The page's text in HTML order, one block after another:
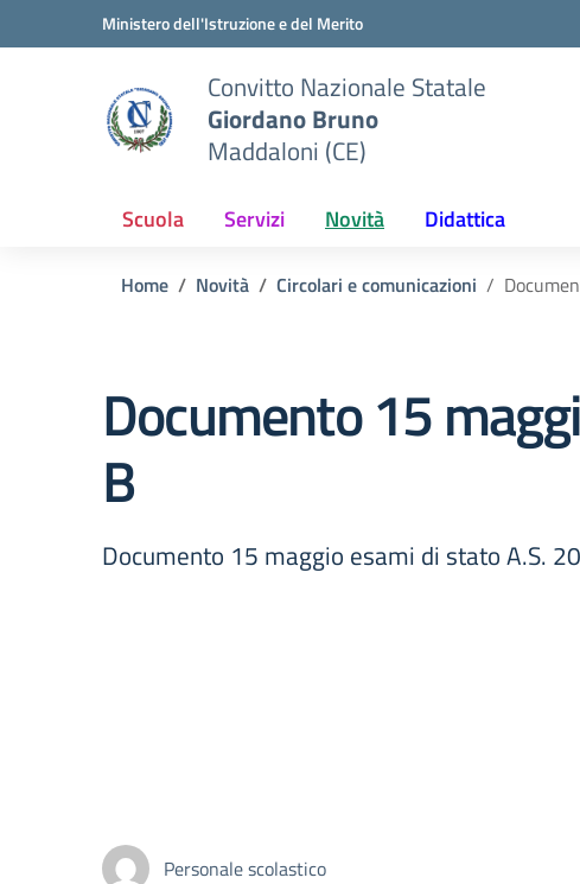
Vai ai contenuti
Vai al menu di navigazioneMinistero dell'Istruzione e del Merito
Convitto Nazionale Statale
Giordano Bruno
Maddaloni (CE)
Scuola Servizi Novità Didattica
Home Novità Circolari e comunicazioni
Documento 15
B
Documento 15 maggio esami di stato A.S.
Personale scolastico